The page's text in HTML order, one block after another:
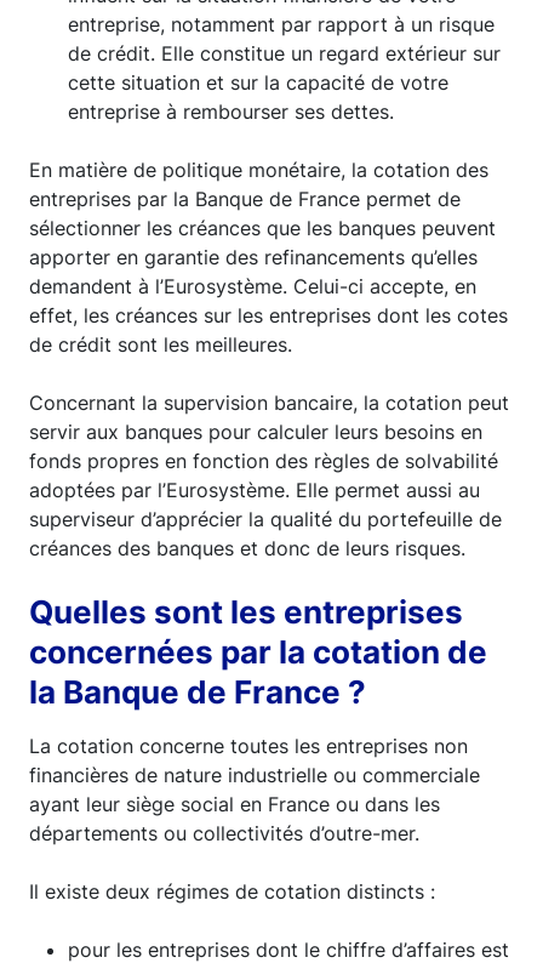
entreprise, notamment par rapport à un risque
de crédit. Elle constitue un regard extérieur sur
cette situation et sur la capacité de votre
entreprise à rembourser ses dettes.
En matière de politique monétaire, la cotation des
entreprises par la Banque de France permet de
sélectionner les créances que les banques peuvent
apporter en garantie des refinancements qu’elles
demandent à l’Eurosystème. Celui-ci accepte, en
effet, les créances sur les entreprises dont les cotes
de crédit sont les meilleures.
Concernant la supervision bancaire, la cotation peut
servir aux banques pour calculer leurs besoins en
fonds propres en fonction des règles de solvabilité
adoptées par l’Eurosystème. Elle permet aussi au
superviseur d’apprécier la qualité du portefeuille de
créances des banques et donc de leurs risques.
Quelles sont les entreprises
concernées par la cotation de
la Banque de France ?
La cotation concerne toutes les entreprises non
financières de nature industrielle ou commerciale
ayant leur siège social en France ou dans les
départements ou collectivités d’outre-mer.
Il existe deux régimes de cotation distincts :
pour les entreprises dont le chiffre d’affaires est